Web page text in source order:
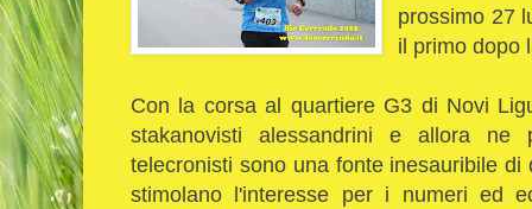
prossimo 27
il primo dopo
Con la corsa al quartiere G3 di Novi
stakanovisti alessandrini e allora ne
telecronisti sono una fonte inesauribile
stimolano l'interesse per i numeri ed